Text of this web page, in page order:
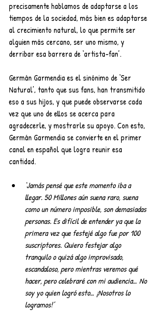
precisamente hablamos de adaptarse a los
tiempos de la sociedad, más bien es adaptarse
al crecimiento natural, lo que permite ser
alguien más cercano, ser uno mismo, y
derribar esa barrera de ‘artista-fan’.
Germán Garmendia es el sinónimo de ‘Ser
Natural’, tanto que sus fans, han transmitido
eso a sus hijos, y que puede observarse cada
vez que uno de ellos se acerca para
agradecerle, y mostrarle su apoyo. Con esto,
Germán Garmendia se convierte en el primer
canal en español que logra reunir esa
cantidad.
‘Jamás pensé que este momento iba a
llegar. 50 Millones aún suena raro, suena
como un número imposible, son demasiadas
personas. Es difícil de entender ya que la
primera vez que festejé algo fue por 100
suscriptores. Quiero festejar algo
tranquilo o quizá algo improvisado,
escandaloso, pero mientras veremos qué
hacer, pero celebraré con mi audiencia… No
soy yo quien logró esto… ¡Nosotros lo
logramos!’